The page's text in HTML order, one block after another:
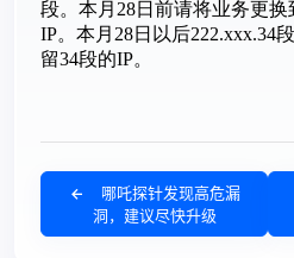
哪吒探针发现高危漏
洞，建议尽快升级